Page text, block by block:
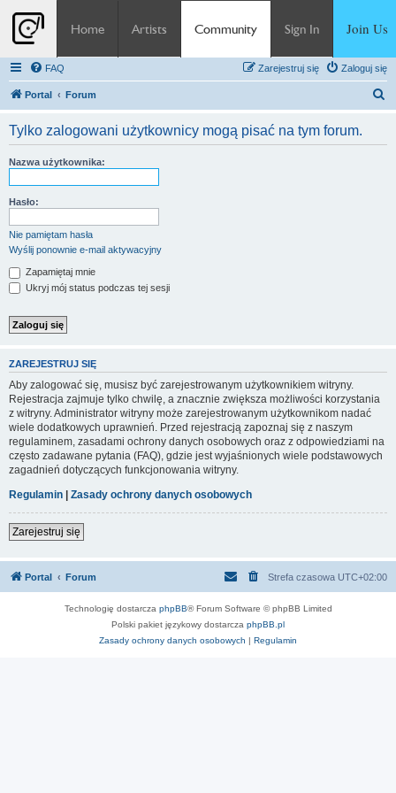
Home Artists Community Sign In Join Us
FAQ Zaloguj się
Zarejestruj się
Portal Forum
Tylko zalogowani użytkownicy mogą pisać na tym forum.
Nazwa użytkownika:
Hasło:
Nie pamiętam hasła
Wyślij ponownie e-mail aktywacyjny
Zapamiętaj mnie
Ukryj mój status podczas tej sesji
ZAREJESTRUJ SIĘ
Aby zalogować się, musisz być zarejestrowanym użytkownikiem witryny.
Rejestracja zajmuje tylko chwilę, a znacznie zwiększa możliwości korzystania
z witryny. Administrator witryny może zarejestrowanym użytkownikom nadać
wiele dodatkowych uprawnień. Przed rejestracją zapoznaj się z naszym
regulaminem, zasadami ochrony danych osobowych oraz z odpowiedziami na
często zadawane pytania (FAQ), gdzie jest wyjaśnionych wiele podstawowych
zagadnień dotyczących funkcjonowania witryny.
Regulamin | Zasady ochrony danych osobowych
Zarejestruj się
Portal Forum Strefa czasowa UTC+02:00
Technologię dostarcza phpBB® Forum Software © phpBB Limited
Polski pakiet językowy dostarcza phpBB.pl
Zasady ochrony danych osobowych | Regulamin